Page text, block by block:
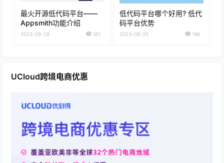
最火开源低代码平台——
Appsmith功能介绍
2023-09-28 331
低代码平台哪个好用? 低代
码平台优势
2023-08-25 100
UCloud跨境电商优惠